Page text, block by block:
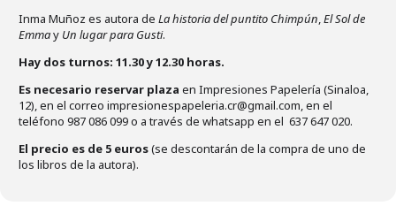
Inma Muñoz es autora de La historia del puntito Chimpún,El Sol de
Emmay Un lugar para Gusti.
Hay dos turnos: 11.30 y 12.30 horas.
Es necesario reservar plaza en Impresiones Papelería (Sinaloa,
12), en el correo impresionespapeleria.cr@gmail.com, en el
teléfono 987 086 099 o a través de whatsapp en el 637 647 020.
El precio es de 5 euros(se descontarán de la compra de uno de
los libros de la autora).